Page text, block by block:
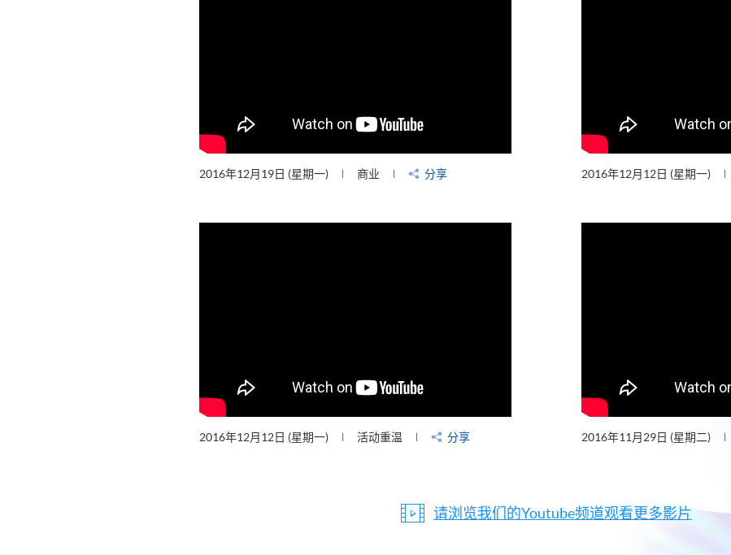
2016年12月19日 (星期一) 商业 分享 2016年12月12日 (星期一)
2016年12月12日 (星期一) 活动重温 分享 2016年11月29日 (星期二)
请浏览我们的Youtube频道观看更多影片